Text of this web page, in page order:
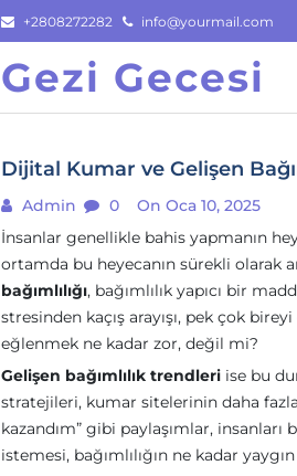
+2808272282 info@yourmail.com
Gezi Gecesi
Dijital Kumar ve Gelişen
Admin 0
On Oca 10, 2025
İnsanlar genellikle bahis yapmanın
ortamda bu heyecanın sürekli olarak
bağımlılığı, bağımlılık yapıcı bir
stresinden kaçış arayışı, pek çok
eğlenmek ne kadar zor, değil mi?
Gelişen bağımlılık trendleri ise bu
stratejileri, kumar sitelerinin daha
kazandım” gibi paylaşımlar,
istemesi, bağımlılığın ne kadar